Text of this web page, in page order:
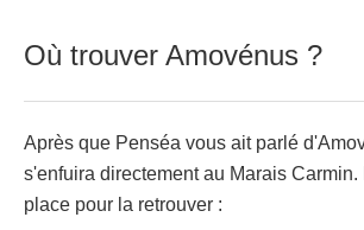
Où trouver Amovénus ?
Après que Penséa vous ait parlé
s'enfuira directement au Marais
place pour la retrouver :